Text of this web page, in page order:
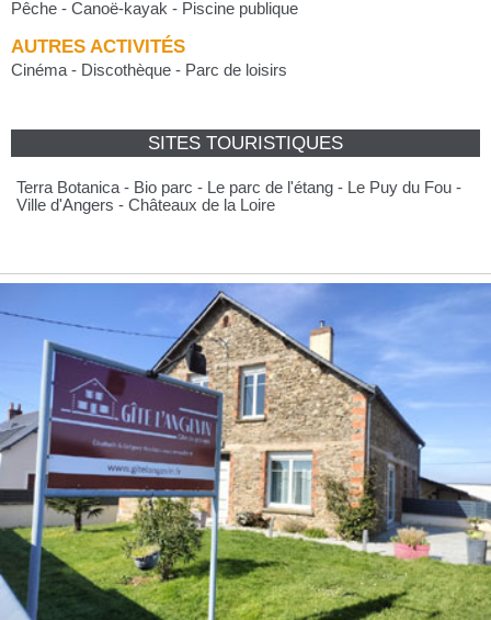
Pêche - Canoë-kayak - Piscine publique
AUTRES ACTIVITÉS
Cinéma - Discothèque - Parc de loisirs
SITES TOURISTIQUES
Terra Botanica - Bio parc - Le parc de l'étang - Le Puy du Fou -
Ville d'Angers - Châteaux de la Loire